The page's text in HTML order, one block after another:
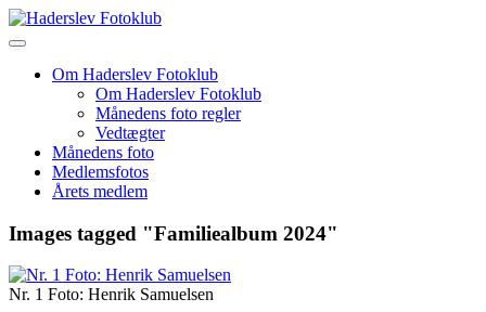
Skip
to
Om Haderslev Fotoklub
Om Haderslev Fotoklub
Månedens foto regler
Vedtægter
Månedens foto
Medlemsfotos
Årets medlem
Images tagged "Familiealbum 2024"
Nr. 1 Foto: Henrik Samuelsen